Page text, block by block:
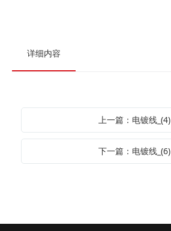
详细内容
上一篇：电镀线_(4)
下一篇：电镀线_(6)